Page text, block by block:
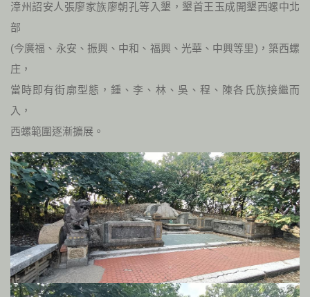
漳州詔安人張廖家族廖朝孔等入墾，墾首王玉成開墾西螺中北
部
(今廣福、永安、振興、中和、福興、光華、中興等里)，築西螺
庄，
當時即有街廓型態，鍾、李、林、吳、程、陳各氏族接繼而
入，
西螺範圍逐漸擴展。